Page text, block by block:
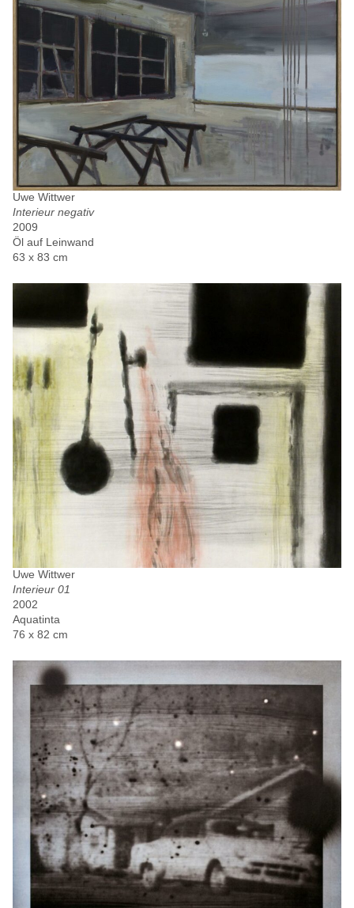
Uwe Wittwer
Interieur negativ
2009
Öl auf Leinwand
63 x 83 cm
Uwe Wittwer
Interieur 01
2002
Aquatinta
76 x 82 cm